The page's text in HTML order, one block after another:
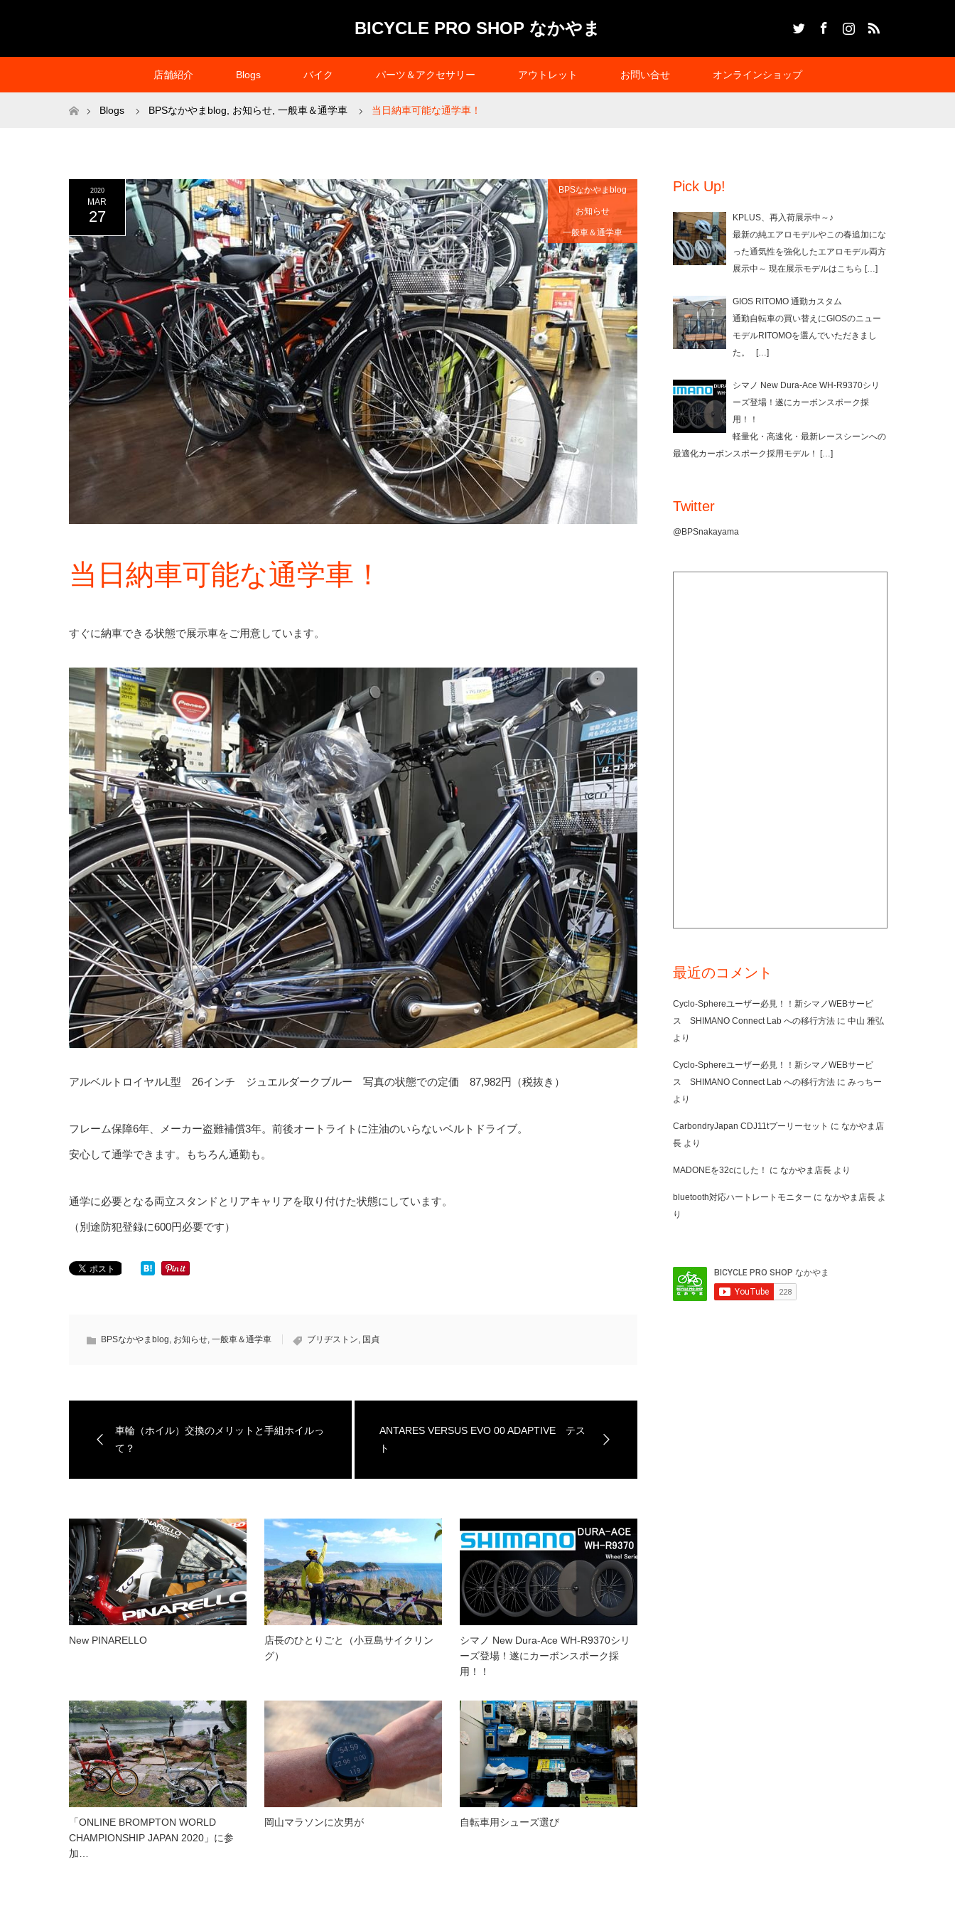
BICYCLE PRO SHOP なかやま
店舗紹介 Blogs バイク パーツ＆アクセサリー アウトレット お問い合せ オンラインショップ
ホームBlogs BPSなかやまblog お知らせ 一般車＆通学車 当日納車可能な通学車！
2020
MAR
27
BPSなかやまblog
お知らせ
一般車＆通学車
当日納車可能な通学車！
すぐに納車できる状態で展示車をご用意しています。
アルベルトロイヤルL型 26インチ ジュエルダークブルー 写真の状態での定価 87,982円（税抜き）
フレーム保障6年、メーカー盗難補償3年。前後オートライトに注油のいらないベルトドライブ。
安心して通学できます。もちろん通勤も。
通学に必要となる両立スタンドとリアキャリアを取り付けた状態にしています。
（別途防犯登録に600円必要です）
BPSなかやまblog, お知らせ, 一般車＆通学車 ブリヂストン, 国貞
車輪（ホイル）交換のメリットと手組ホイルっ
て？
ANTARES VERSUS EVO 00 ADAPTIVE テス
ト
New PINARELLO
店長のひとりごと（小豆島サイクリン
グ）
シマノ New Dura-Ace WH-R9370シリ
ーズ登場！遂にカーボンスポーク採
用！！
「ONLINE BROMPTON WORLD
CHAMPIONSHIP JAPAN 2020」に参
加…
岡山マラソンに次男が 自転車用シューズ選び
Pick Up!
KPLUS、再入荷展示中～♪
最新の純エアロモデルやこの春追加にな
った通気性を強化したエアロモデル両方
展示中～ 現在展示モデルはこちら […]
GIOS RITOMO 通勤カスタム
通勤自転車の買い替えにGIOSのニュー
モデルRITOMOを選んでいただきまし
た。
[…]
シマノ New Dura-Ace WH-R9370シリ
ーズ登場！遂にカーボンスポーク採
用！！
軽量化・高速化・最新レースシーンへの
最適化カーボンスポーク採用モデル！
[…]
Twitter
@BPSnakayama
最近のコメント
Cyclo-Sphereユーザー必見！！新シマノWEBサービ
ス SHIMANO Connect Lab への移行方法 に 中山 雅弘
より
Cyclo-Sphereユーザー必見！！新シマノWEBサービ
ス SHIMANO Connect Lab への移行方法 に みっちー
より
CarbondryJapan CDJ11tプーリーセット に なかやま店
長 より
MADONEを32cにした！ に なかやま店長 より
bluetooth対応ハートレートモニター に なかやま店長 よ
り